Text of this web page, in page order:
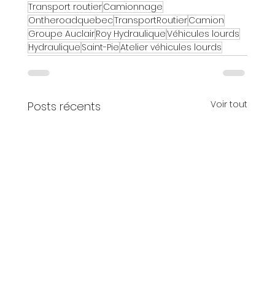
Transport routierCamionnage
OntheroadquebecTransportRoutierCamion
Groupe AuclairRoy HydrauliqueVéhicules lourds
Hydraulique Saint-PieAtelier véhicules lourds
Posts récents Voir tout